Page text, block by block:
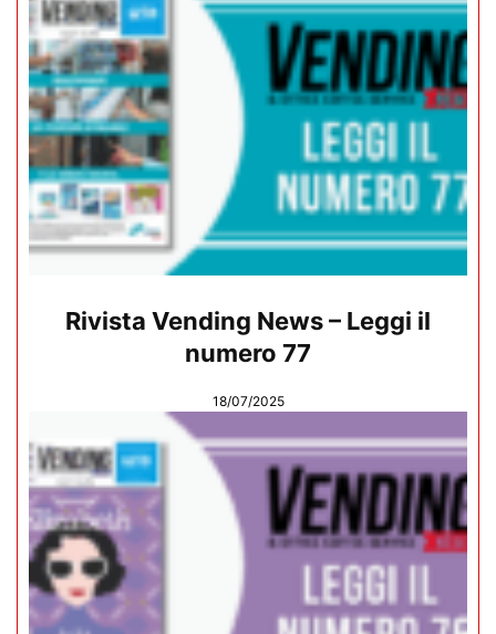
Rivista Vending News – Leggi il
numero 77
18/07/2025